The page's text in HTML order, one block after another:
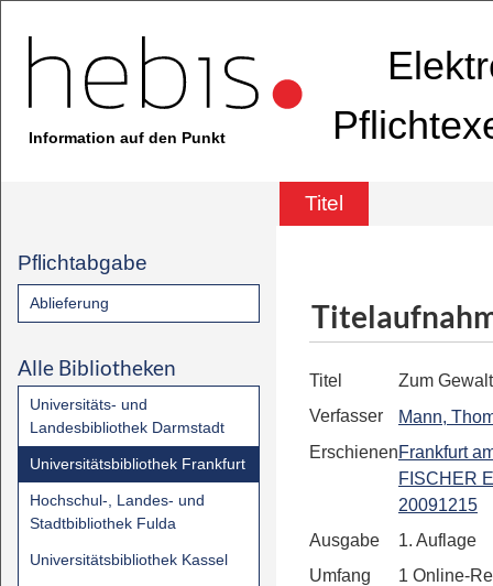
Information auf den Punkt
Titel
Pflichtabgabe
Ablieferung
Alle Bibliotheken
Universitäts- und
Landesbibliothek Darmstadt
Universitätsbibliothek Frankfurt
Hochschul-, Landes- und
Stadtbibliothek Fulda
Universitätsbibliothek Kassel
Titel
Zum
Verfasser
Mann,
ErschienenFrankfurt
FISCHER
20091215
Ausgabe
1. Auflage
Umfang
1 Online-